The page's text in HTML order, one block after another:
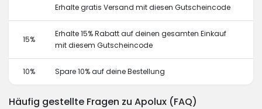
Erhalte gratis Versand mit diesen Gutscheincode
15%
Erhalte 15% Rabatt auf deinen gesamten Einkauf
mit diesem Gutscheincode
10% Spare 10% auf deine Bestellung
Häufig gestellte Fragen zu Apolux (FAQ)